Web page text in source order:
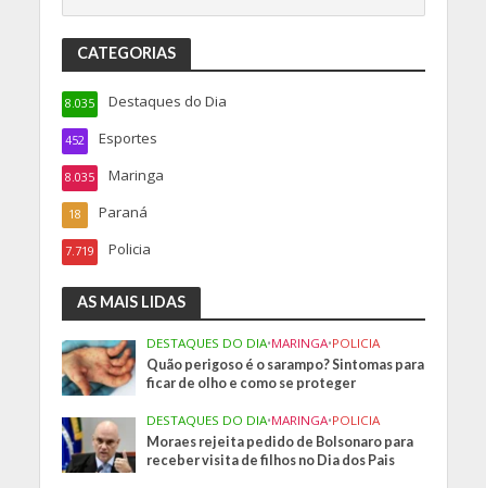
CATEGORIAS
Destaques do Dia
8.035
Esportes
452
Maringa
8.035
Paraná
18
Policia
7.719
AS MAIS LIDAS
DESTAQUES DO DIA•MARINGA•POLICIA
Quão perigoso é o sarampo? Sintomas para
ficar de olho e como se proteger
DESTAQUES DO DIA•MARINGA•POLICIA
Moraes rejeita pedido de Bolsonaro para
receber visita de filhos no Dia dos Pais